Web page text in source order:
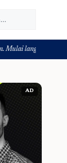
hari ini! •
AD